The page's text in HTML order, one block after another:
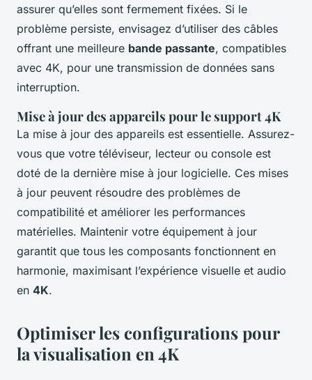
assurer qu’elles sont fermement fixées. Si le
problème persiste, envisagez d’utiliser des câbles
offrant une meilleure bande passante, compatibles
avec 4K, pour une transmission de données sans
interruption.
Mise à jour des appareils pour le support 4K
La mise à jour des appareils est essentielle. Assurez-
vous que votre téléviseur, lecteur ou console est
doté de la dernière mise à jour logicielle. Ces mises
à jour peuvent résoudre des problèmes de
compatibilité et améliorer les performances
matérielles. Maintenir votre équipement à jour
garantit que tous les composants fonctionnent en
harmonie, maximisant l’expérience visuelle et audio
en 4K.
Optimiser les configurations pour
la visualisation en 4K